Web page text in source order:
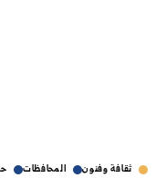
ثقافة وفنون المحافظات